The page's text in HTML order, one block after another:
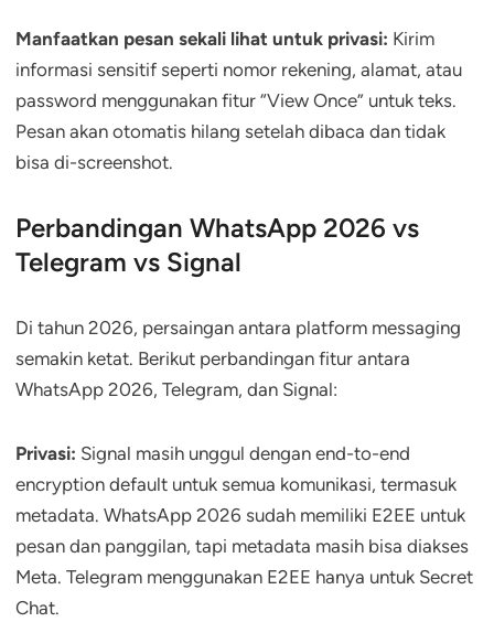
Manfaatkan pesan sekali lihat untuk privasi: Kirim
informasi sensitif seperti nomor rekening, alamat, atau
password menggunakan fitur “View Once” untuk teks.
Pesan akan otomatis hilang setelah dibaca dan tidak
bisa di-screenshot.
Perbandingan WhatsApp 2026 vs
Telegram vs Signal
Di tahun 2026, persaingan antara platform messaging
semakin ketat. Berikut perbandingan fitur antara
WhatsApp 2026, Telegram, dan Signal:
Privasi: Signal masih unggul dengan end-to-end
encryption default untuk semua komunikasi, termasuk
metadata. WhatsApp 2026 sudah memiliki E2EE untuk
pesan dan panggilan, tapi metadata masih bisa diakses
Meta. Telegram menggunakan E2EE hanya untuk Secret
Chat.